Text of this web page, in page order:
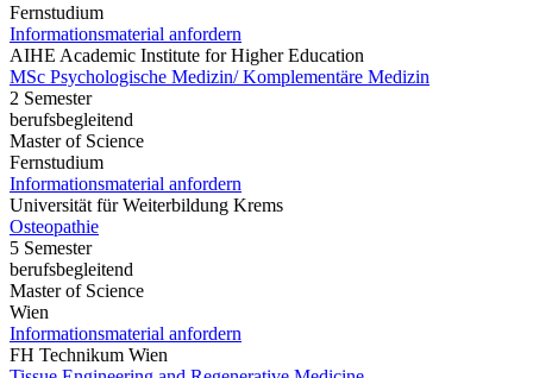
Fernstudium
Informationsmaterial anfordern
AIHE Academic Institute for Higher Education
MSc Psychologische Medizin/ Komplementäre Medizin
2 Semester
berufsbegleitend
Master of Science
Fernstudium
Informationsmaterial anfordern
Universität für Weiterbildung Krems
Osteopathie
5 Semester
berufsbegleitend
Master of Science
Wien
Informationsmaterial anfordern
FH Technikum Wien